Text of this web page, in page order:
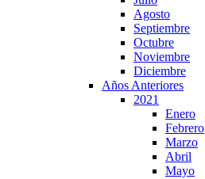
Agosto
Septiembre
Octubre
Noviembre
Diciembre
Años Anteriores
2021
Enero
Febrero
Marzo
Abril
Mayo